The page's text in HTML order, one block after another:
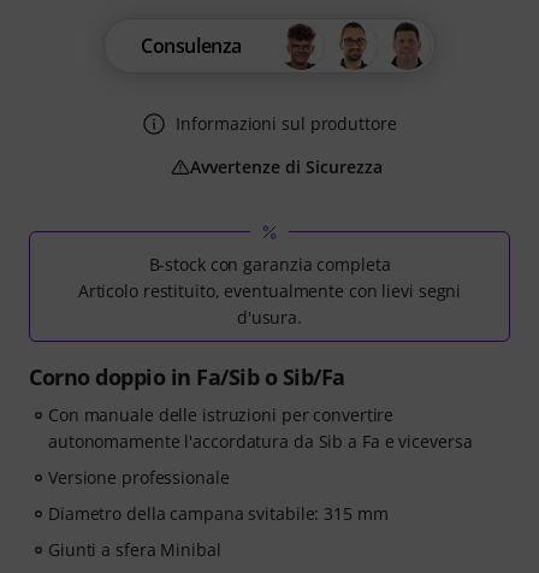
B-stock con garanzia completa
Articolo restituito, eventualmente con lievi segni
d'usura.
Corno doppio in Fa/Sib o Sib/Fa
Con manuale delle istruzioni per convertire
autonomamente l'accordatura da Sib a Fa e viceversa
Versione professionale
Diametro della campana svitabile: 315 mm
Giunti a sfera Minibal
Consulenza
Informazioni sul produttore
Avvertenze di Sicurezza